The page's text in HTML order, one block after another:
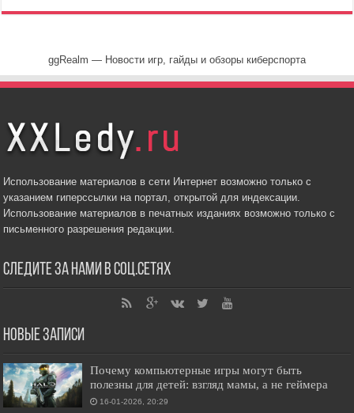
ggRealm — Новости игр, гайды и обзоры киберспорта
Использование материалов в сети Интернет возможно только с
указанием гиперссылки на портал, открытой для индексации.
Использование материалов в печатных изданиях возможно только с
письменного разрешения редакции.
Следите за нами в соц.сетях
Новые записи
Почему компьютерные игры могут быть
полезны для детей: взгляд мамы, а не геймера
16-01-2026, 20:29